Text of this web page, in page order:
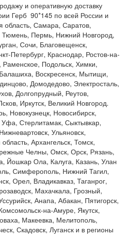
и оперативную доставку
Герб 90*145 по всей России и
область, Самара, Саратов,
Тюмень, Пермь, Нижний Новгород,
Сочи, Благовещенск,
Петербург, Краснодар, Ростов-на-
Подольск, Химки,
Воскресенск, Мытищи,
Домодедово, Электросталь,
Долгопрудный, Реутов,
Иркутск, Великий Новгород.
Новокузнецк, Новосибирск,
Стерлитамак, Сыктывкар,
Ульяновск,
Архангельск, Томск,
Челны, Омск, Орск, Рязань,
Йошкар Ола, Калуга, Казань, Улан
Симферополь, Нижний Тагил,
Орел, Владикавказ, Таганрог,
Махачкала, Грозный,
Анапа, Абакан, Пятигорск,
на-Амуре, Якутск,
Макеевка, Мелитополь,
Скадовск, Луганск и в регионы